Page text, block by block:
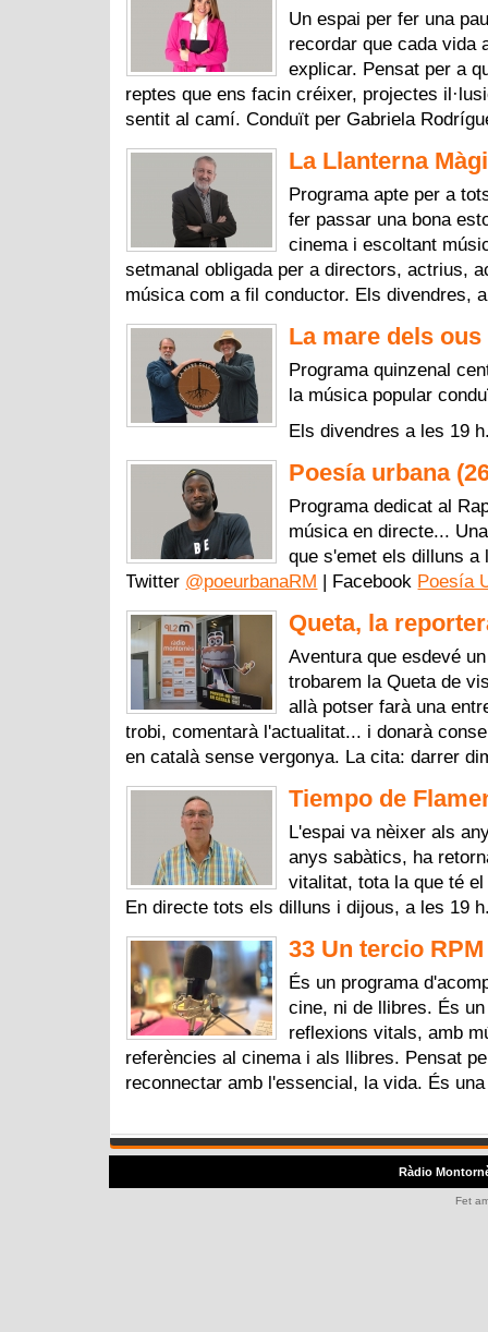
Un espai per fer una
recordar que cada vida
explicar. Pensat per a
reptes que ens facin créixer, projectes
sentit al camí. Conduït per Gabriela
La Llanterna
Programa apte per a
fer passar una bona
cinema i escoltant
setmanal obligada per a directors, actrius,
música com a fil conductor. Els divendres,
La mare dels ous
Programa quinzenal
la música popular
Els divendres a les 19
Poesía urbana
Programa dedicat al
música en directe...
que s'emet els dilluns a
Twitter @poeurbanaRM | Facebook Poesía
Queta, la
Aventura que esdevé
trobarem la Queta de
allà potser farà una
trobi, comentarà l'actualitat... i donarà
en català sense vergonya. La cita: darrer
Tiempo de
L'espai va nèixer als
anys sabàtics, ha
vitalitat, tota la que té
En directe tots els dilluns i dijous, a les 19
33 Un tercio RPM
És un programa
cine, ni de llibres. És
reflexions vitals, amb
referències al cinema i als llibres. Pensat
reconnectar amb l'essencial, la vida. És
Ràdio
Fet